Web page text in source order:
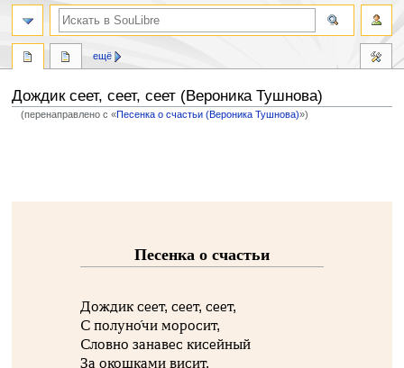
Дождик сеет, сеет, сеет (Вероника Тушнова)
(перенаправлено с «Песенка о счастьи (Вероника Тушнова)»)
Песенка о счастьи
Дождик сеет, сеет, сеет,
С полуно́чи моросит,
Словно занавес кисейный
За окошками висит.
ещё